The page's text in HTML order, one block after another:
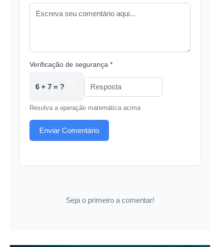
Verificação de segurança *
6 + 7 = ?
Resolva a operação matemática acima
Enviar Comentário
Seja o primeiro a comentar!